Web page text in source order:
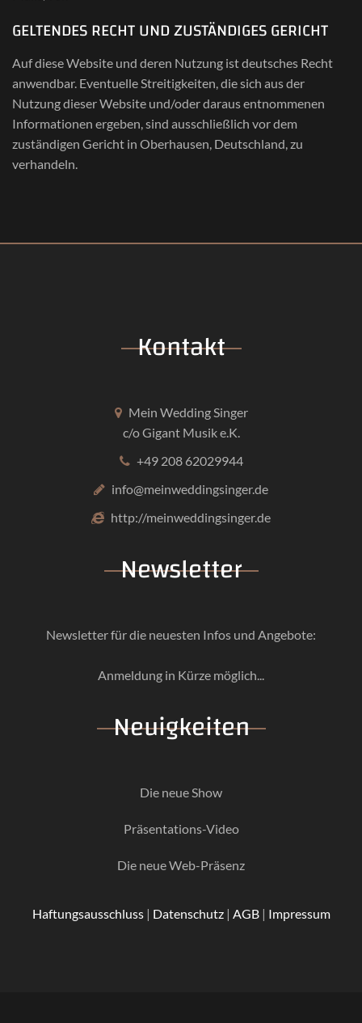
GELTENDES RECHT UND ZUSTÄNDIGES GERICHT
Auf diese Website und deren Nutzung ist deutsches Recht
anwendbar. Eventuelle Streitigkeiten, die sich aus der
Nutzung dieser Website und/oder daraus entnommenen
Informationen ergeben, sind ausschließlich vor dem
zuständigen Gericht in Oberhausen, Deutschland, zu
verhandeln.
Kontakt
Mein Wedding Singer
c/o Gigant Musik e.K.
+49 208 62029944
info@meinweddingsinger.de
http://meinweddingsinger.de
Newsletter
Newsletter für die neuesten Infos und Angebote:
Anmeldung in Kürze möglich...
Neuigkeiten
Die neue Show
Präsentations-Video
Die neue Web-Präsenz
Haftungsausschluss| Datenschutz| AGB| Impressum